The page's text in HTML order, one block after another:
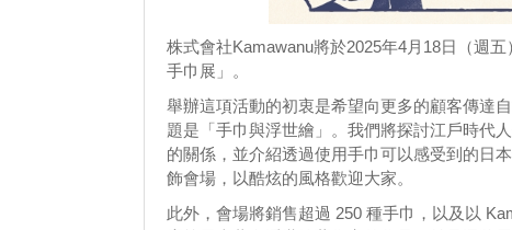
株式會社Kamawanu將於2025年4月18日（週
手巾展」。
舉辦這項活動的初衷是希望向更多的顧客傳達
題是「手巾與浮世繪」。我們將探討江戶時代
的關係，並介紹透過使用手巾可以感受到的日
飾會場，以酷炫的風格歡迎大家。
此外，會場將銷售超過 250 種手巾，以及以